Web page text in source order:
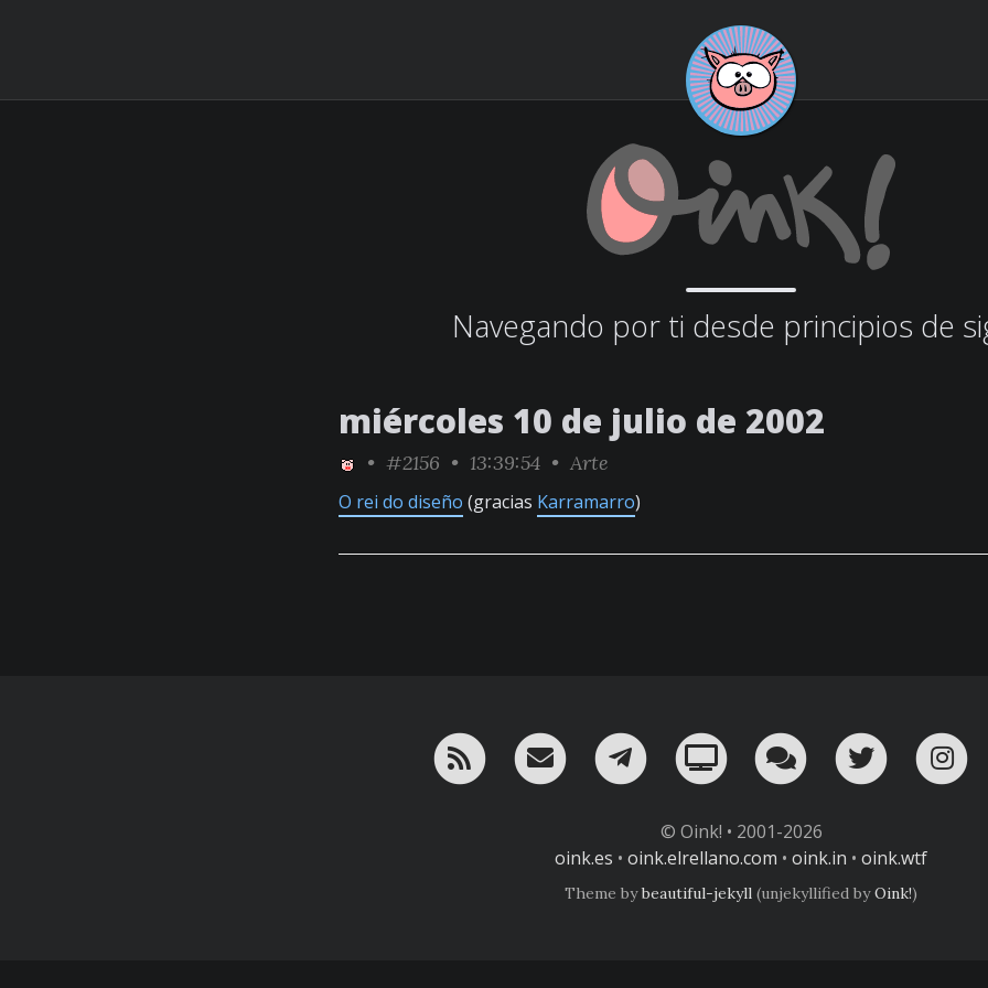
Navegando por ti desde principios de
miércoles 10 de julio de 2002
• #2156 • 13:39:54 • Arte
O rei do diseño (gracias Karramarro)
RSS ¡Mándame un email!
¡Nuestro canal en Telegram!
Oink! TV Charla conTwitter
© Oink! • 2001-2026
oink.es • oink.elrellano.com • oink.in • oink.wtf
Theme bybeautiful-jekyll (unjekyllified byOink!)